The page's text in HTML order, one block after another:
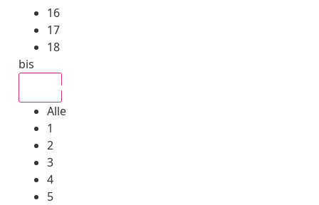
16
17
18
bis
Alle
1
2
3
4
5